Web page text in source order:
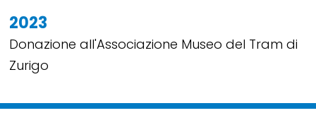
2023
Donazione all'Associazione Museo del Tram di
Zurigo